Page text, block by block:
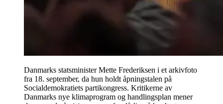
Danmarks statsminister Mette Frederiksen i et arkivfoto
fra 18. september, da hun holdt åpningstalen på
Socialdemokratiets partikongress. Kritikerne av
Danmarks nye klimaprogram og handlingsplan mener